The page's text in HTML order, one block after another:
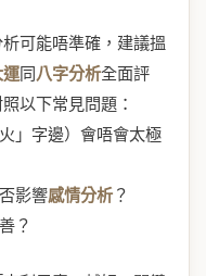
可能唔準確，建議搵
同八字分析全面評
以下常見問題：
」字邊）會唔會太極
影響感情分析 ？
？